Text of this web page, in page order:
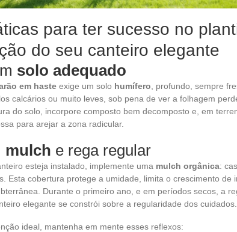
para ter sucesso no
do seu canteiro elegante
solo adequado
em haste exige um solo humífero , profundo, sempre
calcários ou muito leves, sob pena de ver a folhagem
do solo, incorpore composto bem decomposto e, em
para arejar a zona radicular.
mulch e rega regular
esteja instalado, implemente uma mulch orgânica:
Esta cobertura protege a umidade, limita o crescimento de
Durante o primeiro ano, e em períodos secos, a
elegante se constrói sobre a regularidade dos cuidados.
ideal, mantenha em mente esses reflexos: